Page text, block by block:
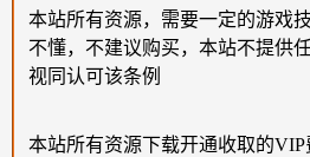
本站所有资源，需要一定的游戏
不懂，不建议购买，本站不提供
视同认可该条例
本站所有资源下载开通收取的